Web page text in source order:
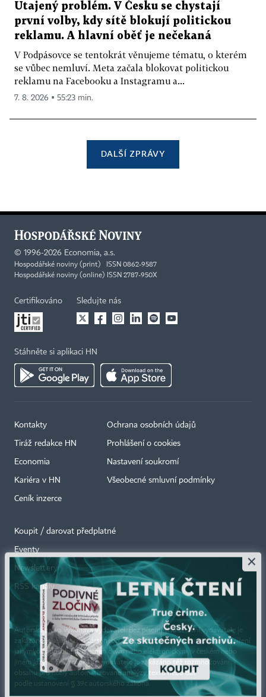
Utajený problém. V Česku se chystají
první volby, kdy sítě blokují politickou
reklamu. A hlavní oběť je nečekaná
V Podpásovce se tentokrát věnujeme tématu, o kterém
se vůbec nemluví. Meta začala blokovat politickou
reklamu na Facebooku a Instagramu a...
7. 8. 2026 ▪ 55:23 min.
DALŠÍ ZPRÁVY
© 1996-2026 Economia, a.s.
Hospodářské noviny (print) ISSN 0862-9587
Hospodářské noviny (online) ISSN 2787-950X
Certifikováno Sledujte nás
Stáhněte si aplikaci HN
Kontakty
Tiráž redakce HN
Economia
Kariéra v HN
Ceník inzerce
Ochrana osobních údajů
Prohlášení o cookies
Nastavení soukromí
Všeobecné smluvní podmínky
Koupit / darovat předplatné
Eventy
Newslettery
RSS kanály
Autorská práva vykonává vydavatel. Bez písemného svolení vydavatele je
zakázáno jakékoli užití částí nebo celku díla, zejména rozmnožování a šíření
jakýmkoli způsobem, mechanickým nebo elektronickým, v českém nebo
jiném jazyce. Bez souhlasu vydavatele je zakázáno též rozmnožování
obsahu pro účely automatizované analýzy textů nebo dat
podle ustanovení § 39c autorského zákona.
×